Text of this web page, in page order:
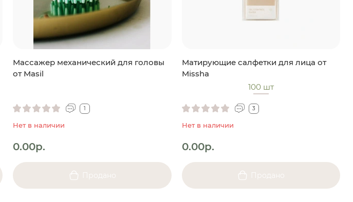
Массажер механический для головы
от Masil
1
Нет в наличии
0.00р.
Продано
Матирующие салфетки для лица от
Missha
100 шт
3
Нет в наличии
0.00р.
Продано